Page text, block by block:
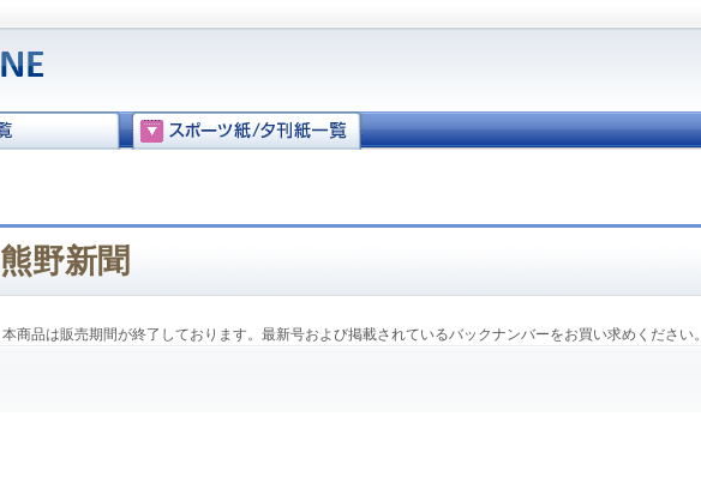
熊野新聞
本商品は販売期間が終了しております。最新号および掲載されているバックナンバーをお買い求めください。